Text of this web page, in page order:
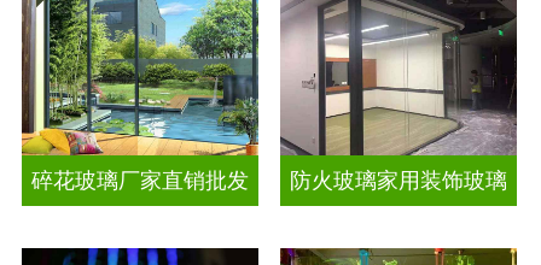
碎花玻璃厂家直销批发 防火玻璃家用装饰玻璃